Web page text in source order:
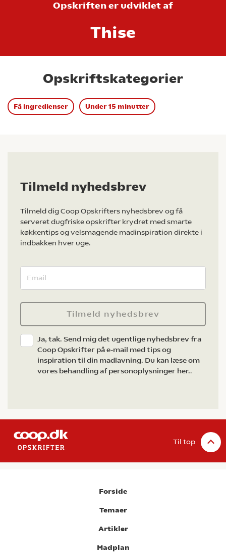
Opskriften er udviklet af
Thise
Opskriftskategorier
Få ingredienser Under 15 minutter
Tilmeld nyhedsbrev
Tilmeld dig Coop Opskrifters nyhedsbrev og få
serveret dugfriske opskrifter krydret med smarte
køkkentips og velsmagende madinspiration direkte i
indbakken hver uge.
Tilmeld nyhedsbrev
Ja, tak. Send mig det ugentlige nyhedsbrev fra
Coop Opskrifter på e-mail med tips og
inspiration til din madlavning. Du kan læse om
vores behandling af personoplysninger her..
Til top
Forside
Temaer
Artikler
Madplan